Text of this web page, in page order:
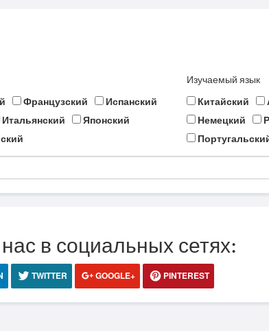
Французский
Испанский
Итальянский
Японский
Изучаемый язык
Китайский
Немецкий
в социальных сетях:
TWITTER GOOGLE+ PINTEREST